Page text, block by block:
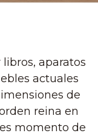
aparatos
actuales
de
reina en
momento de